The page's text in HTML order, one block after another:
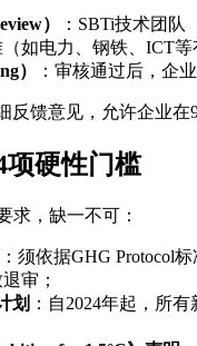
）
：SBTi技术团
如电力、钢铁、ICT等
）
：审核通过后，企
反馈意见，允许企业
项硬性门槛
求，缺一不可：
：须依据GHG Protocol
审；
划 ：自2024年起，所